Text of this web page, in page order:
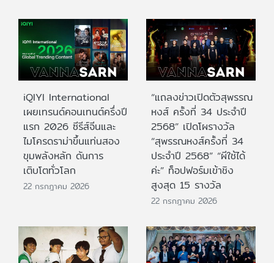
iQIYI International
เผยเทรนด์คอนเทนต์ครึ่งปี
แรก 2026 ซีรีส์จีนและ
ไมโครดราม่าขึ้นแท่นสอง
ขุมพลังหลัก ดันการ
เติบโตทั่วโลก
22 กรกฎาคม 2026
“แถลงข่าวเปิดตัวสุพรรณ
หงส์ ครั้งที่ 34 ประจำปี
2568” เปิดโผรางวัล
“สุพรรณหงส์ครั้งที่ 34
ประจำปี 2568” “ผีใช้ได้
ค่ะ” ท็อปฟอร์มเข้าชิง
สูงสุด 15 รางวัล
22 กรกฎาคม 2026